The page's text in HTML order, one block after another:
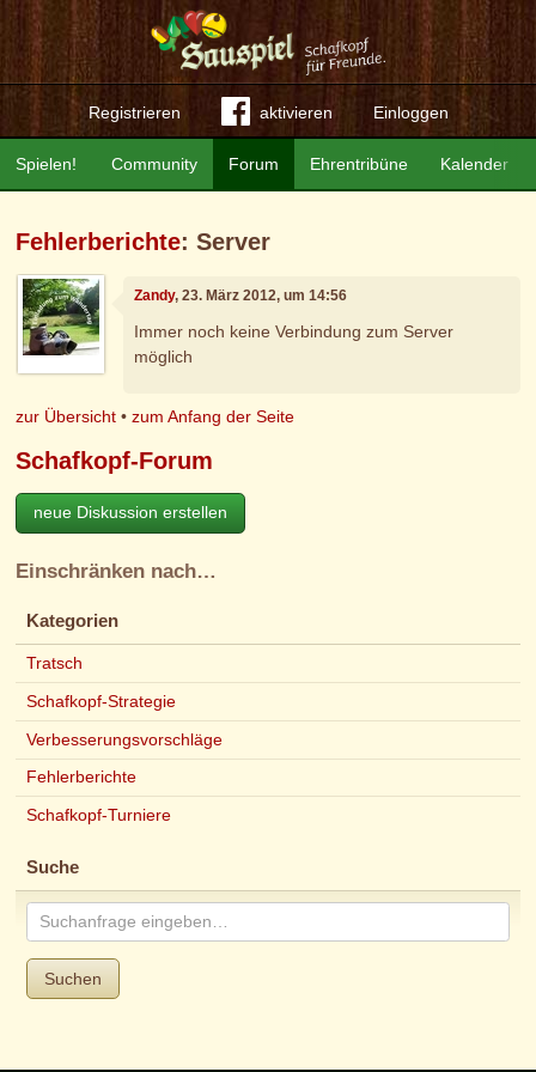
Registrieren aktivieren Einloggen
Community Forum Ehrentribüne Kalender
Spielen!
Fehlerberichte: Server
Zandy, 23. März 2012, um 14:56
Immer noch keine Verbindung zum Server
möglich
zur Übersicht •zum Anfang der Seite
Schafkopf-Forum
neue Diskussion erstellen
Einschränken nach…
Kategorien
Tratsch
Schafkopf-Strategie
Verbesserungsvorschläge
Fehlerberichte
Schafkopf-Turniere
Suche
Suchen